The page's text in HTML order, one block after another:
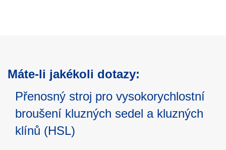
Máte-li jakékoli dotazy:
Přenosný stroj pro vysokorychlostní
broušení kluzných sedel a kluzných
klínů (HSL)